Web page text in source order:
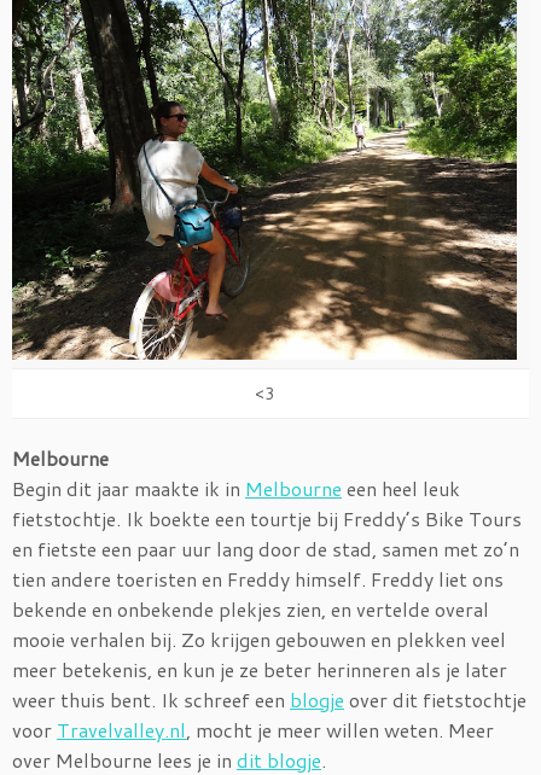
<3
Melbourne
Begin dit jaar maakte ik in Melbourne een heel leuk
fietstochtje. Ik boekte een tourtje bij Freddy’s Bike Tours
en fietste een paar uur lang door de stad, samen met zo’n
tien andere toeristen en Freddy himself. Freddy liet ons
bekende en onbekende plekjes zien, en vertelde overal
mooie verhalen bij. Zo krijgen gebouwen en plekken veel
meer betekenis, en kun je ze beter herinneren als je later
weer thuis bent. Ik schreef een blogje over dit fietstochtje
voor Travelvalley.nl, mocht je meer willen weten. Meer
over Melbourne lees je in dit blogje.